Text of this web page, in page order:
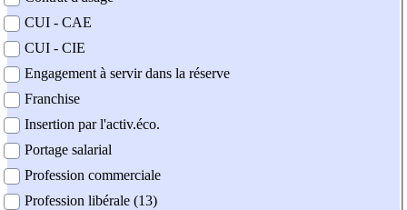
CUI - CAE
CUI - CIE
Engagement à servir dans la réserve
Franchise
Insertion par l'activ.éco.
Portage salarial
Profession commerciale
Profession libérale (13)